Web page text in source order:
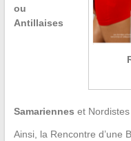
ou
Antillaises
Samariennes et
Ainsi, la Rencontre d’une